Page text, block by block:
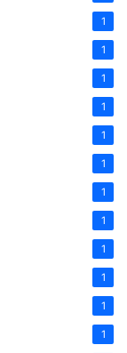
1
1
1
1
1
1
1
1
1
1
1
1